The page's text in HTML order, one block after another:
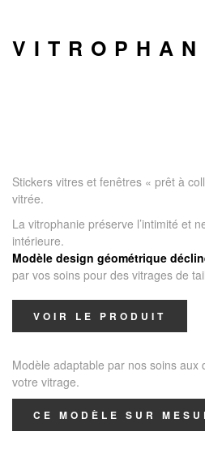
Stickers vitres et fenêtres « prêt à
vitrée.
La vitrophanie préserve l’intimité et
intérieure.
Modèle design géométrique
par vos soins pour des vitrages de
VOIR LE PRODUIT
Modèle adaptable par nos soins aux
votre vitrage.
CE MODÈLE SUR